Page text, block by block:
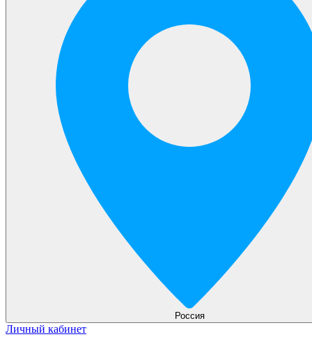
Россия
Личный кабинет